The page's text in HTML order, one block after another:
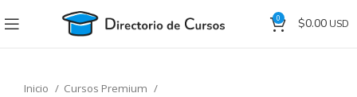
0 $0.00
Inicio
Cursos Premium